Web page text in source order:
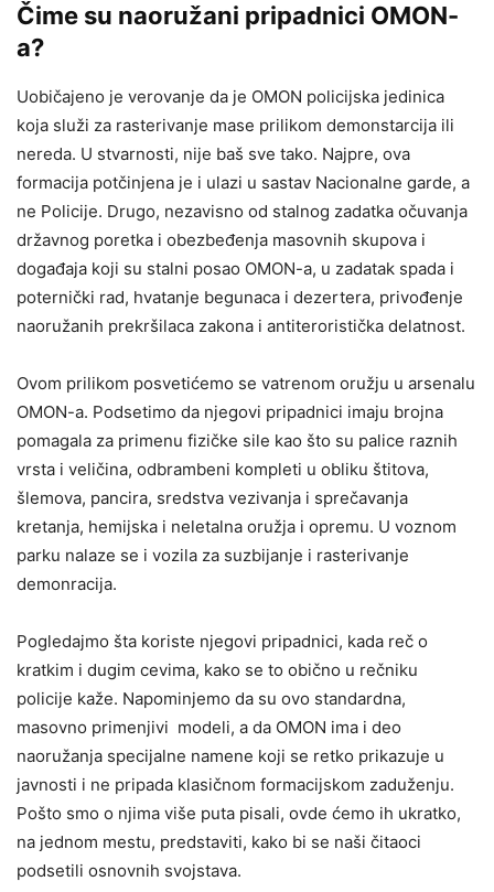
Čime su naoružani pripadnici OMON-
a?
Uobičajeno je verovanje da je OMON policijska jedinica
koja služi za rasterivanje mase prilikom demonstarcija ili
nereda. U stvarnosti, nije baš sve tako. Najpre, ova
formacija potčinjena je i ulazi u sastav Nacionalne garde, a
ne Policije. Drugo, nezavisno od stalnog zadatka očuvanja
državnog poretka i obezbeđenja masovnih skupova i
događaja koji su stalni posao OMON-a, u zadatak spada i
poternički rad, hvatanje begunaca i dezertera, privođenje
naoružanih prekršilaca zakona i antiteroristička delatnost.
Ovom prilikom posvetićemo se vatrenom oružju u arsenalu
OMON-a. Podsetimo da njegovi pripadnici imaju brojna
pomagala za primenu fizičke sile kao što su palice raznih
vrsta i veličina, odbrambeni kompleti u obliku štitova,
šlemova, pancira, sredstva vezivanja i sprečavanja
kretanja, hemijska i neletalna oružja i opremu. U voznom
parku nalaze se i vozila za suzbijanje i rasterivanje
demonracija.
Pogledajmo šta koriste njegovi pripadnici, kada reč o
kratkim i dugim cevima, kako se to obično u rečniku
policije kaže. Napominjemo da su ovo standardna,
masovno primenjivi modeli, a da OMON ima i deo
naoružanja specijalne namene koji se retko prikazuje u
javnosti i ne pripada klasičnom formacijskom zaduženju.
Pošto smo o njima više puta pisali, ovde ćemo ih ukratko,
na jednom mestu, predstaviti, kako bi se naši čitaoci
podsetili osnovnih svojstava.